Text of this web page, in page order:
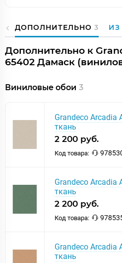
ДОПОЛНИТЕЛЬНО 3
Дополнительно к
65402 Дамаск
Виниловые обои 3
Grandeco Arcadia
ткань
2 200 руб.
Код товара:
Grandeco Arcadia
ткань
2 200 руб.
Код товара:
Grandeco Arcadia
ткань